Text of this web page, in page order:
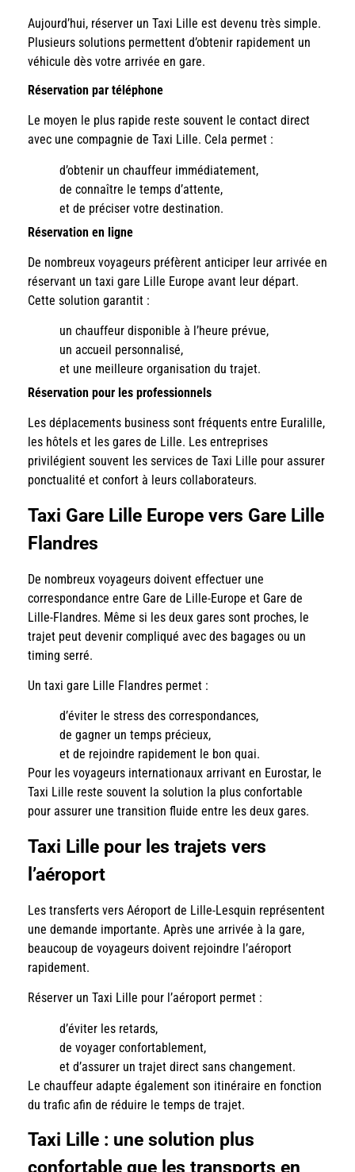
Aujourd’hui, réserver un Taxi Lille est devenu très simple.
Plusieurs solutions permettent d’obtenir rapidement un
véhicule dès votre arrivée en gare.
Réservation par téléphone
Le moyen le plus rapide reste souvent le contact direct
avec une compagnie de Taxi Lille. Cela permet :
d’obtenir un chauffeur immédiatement,
de connaître le temps d’attente,
et de préciser votre destination.
Réservation en ligne
De nombreux voyageurs préfèrent anticiper leur arrivée en
réservant un taxi gare Lille Europe avant leur départ.
Cette solution garantit :
un chauffeur disponible à l’heure prévue,
un accueil personnalisé,
et une meilleure organisation du trajet.
Réservation pour les professionnels
Les déplacements business sont fréquents entre Euralille,
les hôtels et les gares de Lille. Les entreprises
privilégient souvent les services de Taxi Lille pour assurer
ponctualité et confort à leurs collaborateurs.
Taxi Gare Lille Europe vers Gare Lille
Flandres
De nombreux voyageurs doivent effectuer une
correspondance entre Gare de Lille-Europe et Gare de
Lille-Flandres. Même si les deux gares sont proches, le
trajet peut devenir compliqué avec des bagages ou un
timing serré.
Un taxi gare Lille Flandres permet :
d’éviter le stress des correspondances,
de gagner un temps précieux,
et de rejoindre rapidement le bon quai.
Pour les voyageurs internationaux arrivant en Eurostar, le
Taxi Lille reste souvent la solution la plus confortable
pour assurer une transition fluide entre les deux gares.
Taxi Lille pour les trajets vers
l’aéroport
Les transferts vers Aéroport de Lille-Lesquin représentent
une demande importante. Après une arrivée à la gare,
beaucoup de voyageurs doivent rejoindre l’aéroport
rapidement.
Réserver un Taxi Lille pour l’aéroport permet :
d’éviter les retards,
de voyager confortablement,
et d’assurer un trajet direct sans changement.
Le chauffeur adapte également son itinéraire en fonction
du trafic afin de réduire le temps de trajet.
Taxi Lille : une solution plus
confortable que les transports en